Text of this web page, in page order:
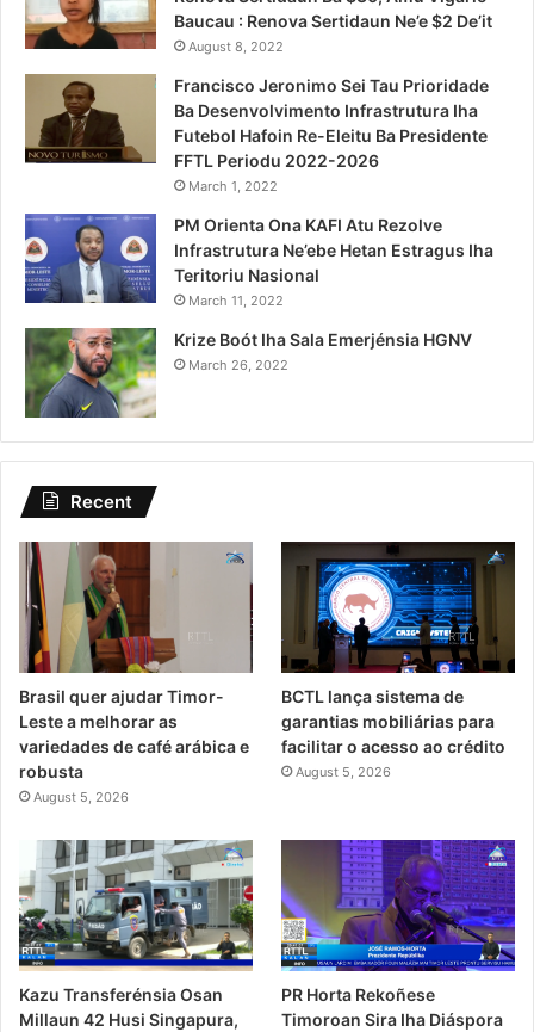
Baucau : Renova Sertidaun Ne’e $2 De’it
August 8, 2022
Francisco Jeronimo Sei Tau Prioridade
Ba Desenvolvimento Infrastrutura Iha
Futebol Hafoin Re-Eleitu Ba Presidente
FFTL Periodu 2022-2026
March 1, 2022
PM Orienta Ona KAFI Atu Rezolve
Infrastrutura Ne’ebe Hetan Estragus Iha
Teritoriu Nasional
March 11, 2022
Krize Boót Iha Sala Emerjénsia HGNV
March 26, 2022
Recent
Brasil quer ajudar Timor-
Leste a melhorar as
variedades de café arábica e
robusta
August 5, 2026
BCTL lança sistema de
garantias mobiliárias para
facilitar o acesso ao crédito
August 5, 2026
Kazu Transferénsia Osan
Millaun 42 Husi Singapura,
PR Horta Rekoñese
Timoroan Sira Iha Diáspora